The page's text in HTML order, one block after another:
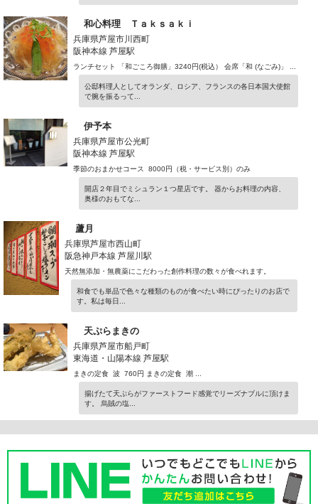
和心料理 Ｔａｋｓａｋｉ
兵庫県芦屋市川西町
阪神本線 芦屋駅
ランチセット 「和ごころ御膳」3240円(税込） 会席「和 (なごみ)」 ...
公邸料理人としてオランダ、ロシア、フランスの各日本国大使館
で腕を振るって...
伊予本
兵庫県芦屋市公光町
阪神本線 芦屋駅
季節のおまかせコース 8000円（税・サービス別）のみ
開店２年目でミシュラン１つ星店です。 器からお料理の内容、
奥様のおもてな...
蘆月
兵庫県芦屋市西山町
阪急神戸本線 芦屋川駅
天然無添加・無農薬にこだわった創作料理の数々が食べれます。
和食でも単品で色々な種類のものが食べたい時にぴったりのお店で
す。私は毎日...
天ぷらまきの
兵庫県芦屋市船戸町
東海道・山陽本線 芦屋駅
まきの定食 波 760円 まきの定食 潮 ...
揚げたて天ぷらがファーストフード感覚でリーズナブルに頂けま
す。 烏賊の塩...